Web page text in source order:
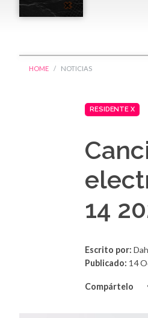
HOME NOTICIAS
RESIDENTE X
14
Escrito por:
Publicado: 14
Compártelo